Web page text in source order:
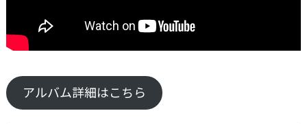
アルバム詳細はこちら